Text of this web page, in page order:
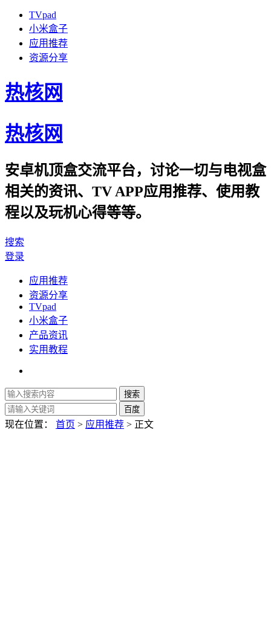
TVpad
小米盒子
应用推荐
资源分享
热核网
热核网
安卓机顶盒交流平台，讨论一切与电视盒
相关的资讯、TV APP应用推荐、使用教
程以及玩机心得等等。
搜索
登录
应用推荐
资源分享
TVpad
小米盒子
产品资讯
实用教程
现在位置： 首页 > 应用推荐 > 正文